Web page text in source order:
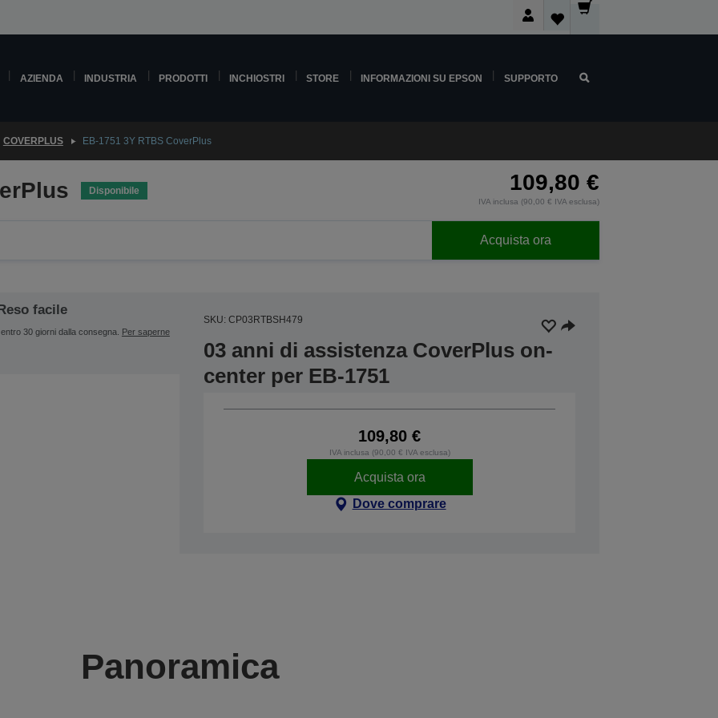
AZIENDA INDUSTRIA PRODOTTI INCHIOSTRI STORE INFORMAZIONI SU EPSON SUPPORTO
COVERPLUS EB-1751 3Y RTBS CoverPlus
Disponibile 109,80 €
IVA inclusa (90,00 € IVA esclusa)
Acquista ora
facile
30 giorni dalla consegna. Per saperne
SKU: CP03RTBSH479
03 anni di assistenza CoverPlus on-
center per EB-1751
109,80 €
IVA inclusa (90,00 € IVA esclusa)
Acquista ora
Dove comprare
Panoramica